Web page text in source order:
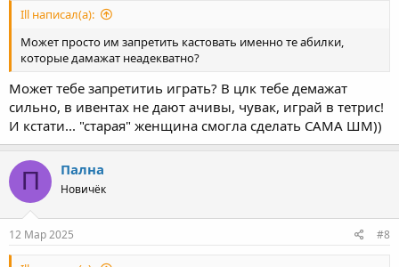
Ill написал(а):
Может просто им запретить кастовать именно те абилки,
которые дамажат неадекватно?
Может тебе запретитиь играть? В цлк тебе демажат
сильно, в ивентах не дают ачивы, чувак, играй в тетрис!
И кстати... "старая" женщина смогла сделать САМА ШМ))
П Пална
Новичёк
12 Мар 2025 #8